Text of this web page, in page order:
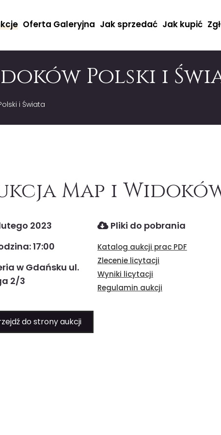
Oferta Galeryjna Jak sprzedać Jak kupić
Polski i
i Świata
Map i
2023
17:00
w Gdańsku ul.
2/3
do strony aukcji
Pliki do pobrania
Katalog aukcji prac PDF
Zlecenie licytacji
Wyniki licytacji
Regulamin aukcji